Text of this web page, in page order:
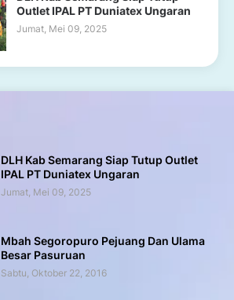
Outlet IPAL PT Duniatex Ungaran
Jumat, Mei 09, 2025
DLH Kab Semarang Siap Tutup Outlet
IPAL PT Duniatex Ungaran
Jumat, Mei 09, 2025
Mbah Segoropuro Pejuang Dan Ulama
Besar Pasuruan
Sabtu, Oktober 22, 2016